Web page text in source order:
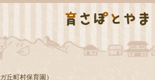
丘町村保育園）